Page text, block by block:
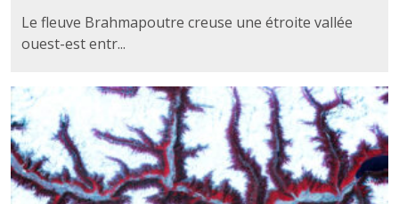
Le fleuve Brahmapoutre creuse une étroite vallée
ouest-est entr...